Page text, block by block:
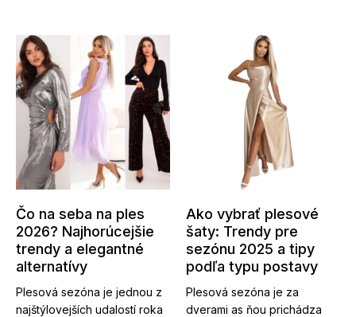
Čo na seba na ples
2026? Najhorúcejšie
trendy a elegantné
alternatívy
Plesová sezóna je jednou z
najštýlovejších udalostí roka
Ako vybrať plesové
šaty: Trendy pre
sezónu 2025 a tipy
podľa typu postavy
Plesová sezóna je za
dverami as ňou prichádza